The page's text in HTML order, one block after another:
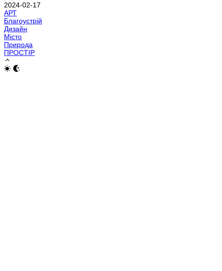
2024-02-17
АРТ
Благоустрій
Дизайн
Місто
Природа
ПРОСТІР